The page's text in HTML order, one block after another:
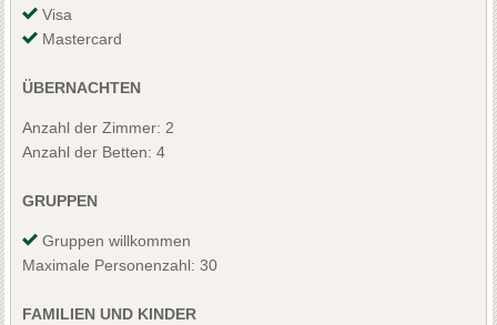
Visa
Mastercard
ÜBERNACHTEN
Anzahl der Zimmer: 2
Anzahl der Betten: 4
GRUPPEN
Gruppen willkommen
Maximale Personenzahl: 30
FAMILIEN UND KINDER